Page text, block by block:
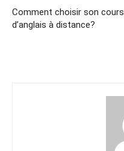
Comment choisir son cours
d’anglais à distance?